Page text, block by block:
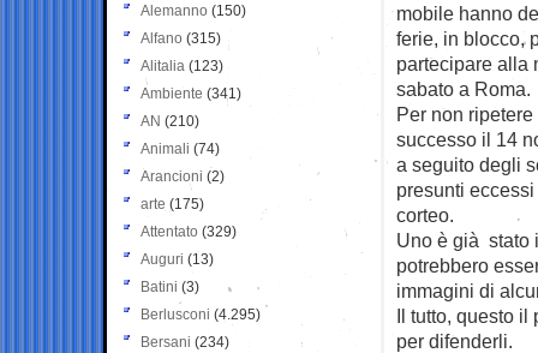
mobile hanno
ferie, in blocco,
partecipare alla
sabato a Roma.
Per non
successo il 14
a seguito degli
presunti
corteo.
Uno è già stato
potrebbero
immagini di
Il tutto, questo
per difenderli.
Alemanno (150)
Alfano (315)
Alitalia (123)
Ambiente (341)
AN (210)
Animali (74)
Arancioni (2)
arte (175)
Attentato (329)
Auguri (13)
Batini (3)
Berlusconi (4.295)
Bersani (234)